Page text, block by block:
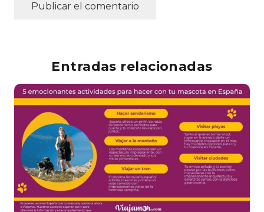
Publicar el comentario
Entradas relacionadas